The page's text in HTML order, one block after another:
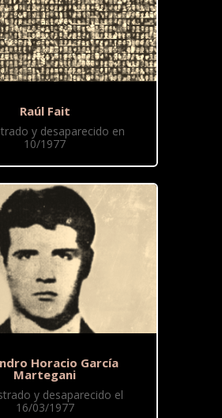
Raúl Fait
y desaparecido en
10/1977
Horacio García
Martegani
y desaparecido el
16/03/1977